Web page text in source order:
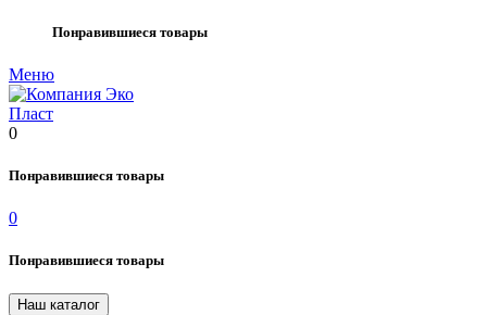
Понравившиеся товары
Меню
0
Понравившиеся товары
0
Понравившиеся товары
Наш каталог